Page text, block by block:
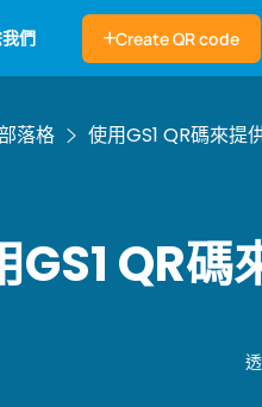
們 Create QR code
落格 使用GS1 QR碼來提
GS1 QR